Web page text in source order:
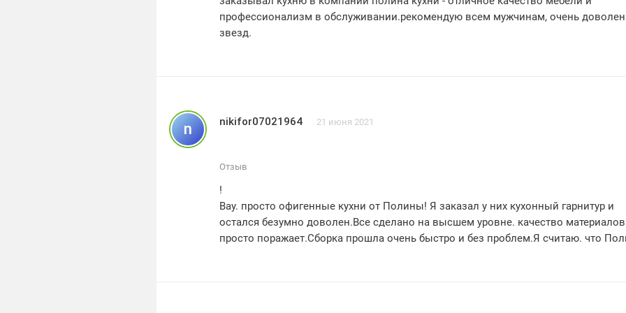
профессионализм в обслуживании.рекомендую всем мужчинам, очень
звезд.
n nikifor07021964 21 июня 2021
Отзыв
!
Вау. просто офигенные кухни от Полины! Я заказал у них кухонный гарнитур и
остался безумно доволен.Все сделано на высшем уровне. качество материалов
просто поражает.Сборка прошла очень быстро и без проблем.Я считаю. что Полина